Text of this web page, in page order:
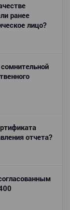
ранее
лицо?
отчета?